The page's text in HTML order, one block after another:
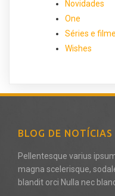
Novidades
One
Séries e
Wishes
BLOG DE NOTÍCIAS
Pellentesque varius
magna scelerisque,
blandit orci Nulla nec